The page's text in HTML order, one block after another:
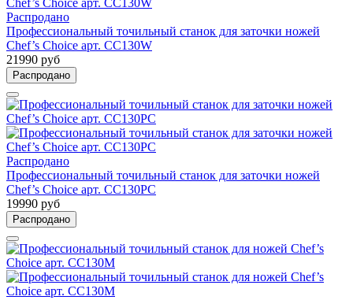
Распродано
Профессиональный точильный станок для заточки ножей
Chef’s Choice арт. CC130W
21990 руб
Распродано
Распродано
Профессиональный точильный станок для заточки ножей
Chef’s Choice арт. CC130PC
19990 руб
Распродано